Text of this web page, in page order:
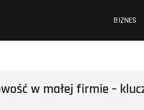
BIZNES
w małej firmie –